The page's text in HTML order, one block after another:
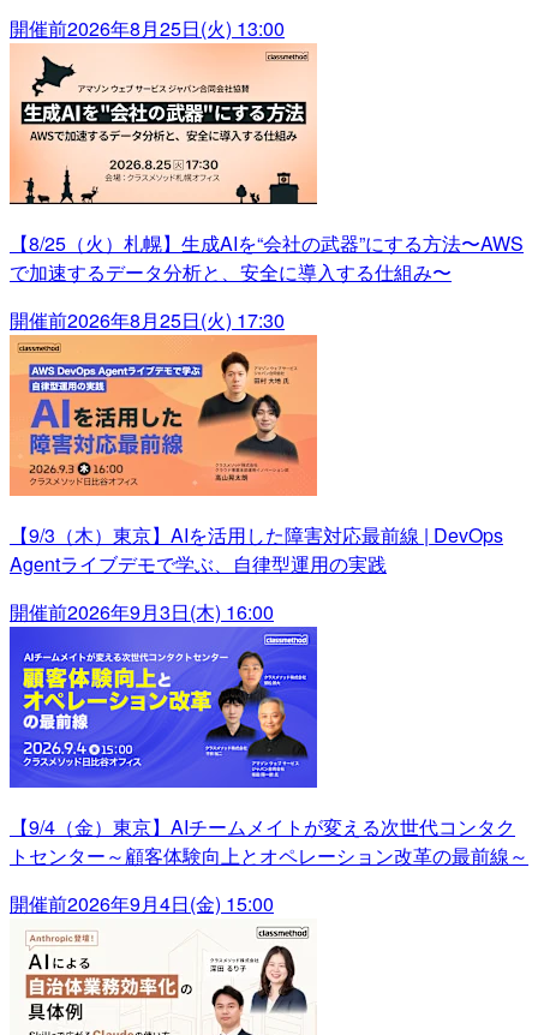
開催前2026年8月25日(火) 13:00
【8/25（火）札幌】生成AIを“会社の武器”にする方法〜AWS
で加速するデータ分析と、安全に導入する仕組み〜
開催前2026年8月25日(火) 17:30
【9/3（木）東京】AIを活用した障害対応最前線 | DevOps
Agentライブデモで学ぶ、自律型運用の実践
開催前2026年9月3日(木) 16:00
【9/4（金）東京】AIチームメイトが変える次世代コンタク
トセンター～顧客体験向上とオペレーション改革の最前線～
開催前2026年9月4日(金) 15:00